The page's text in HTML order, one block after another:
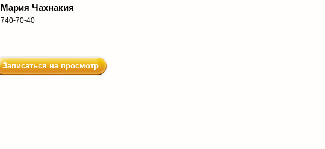
Мария Чахнакия
740-70-40
Записаться на просмотр